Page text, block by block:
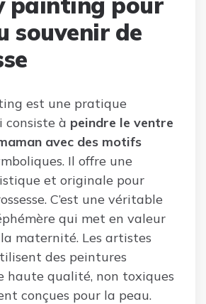
souvenir de
est une pratique
à peindre le ventre
avec des motifs
Il offre une
et originale pour
C’est une véritable
qui met en valeur
maternité. Les artistes
des peintures
haute qualité, non toxiques
conçues pour la peau.